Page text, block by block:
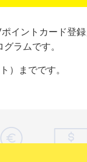
イントカード登
ラムです。
）までです。